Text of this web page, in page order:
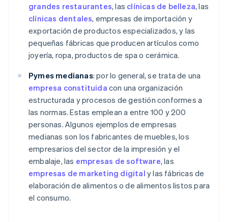
grandes restaurantes, las clínicas de belleza, las
clínicas dentales, empresas de importación y
exportación de productos especializados, y las
pequeñas fábricas que producen artículos como
joyería, ropa, productos de spa o cerámica.
Pymes medianas: por lo general, se trata de una
empresa constituida con una organización
estructurada y procesos de gestión conformes a
las normas. Estas emplean a entre 100 y 200
personas. Algunos ejemplos de empresas
medianas son los fabricantes de muebles, los
empresarios del sector de la impresión y el
embalaje, las empresas de software, las
empresas de marketing digital y las fábricas de
elaboración de alimentos o de alimentos listos para
el consumo.